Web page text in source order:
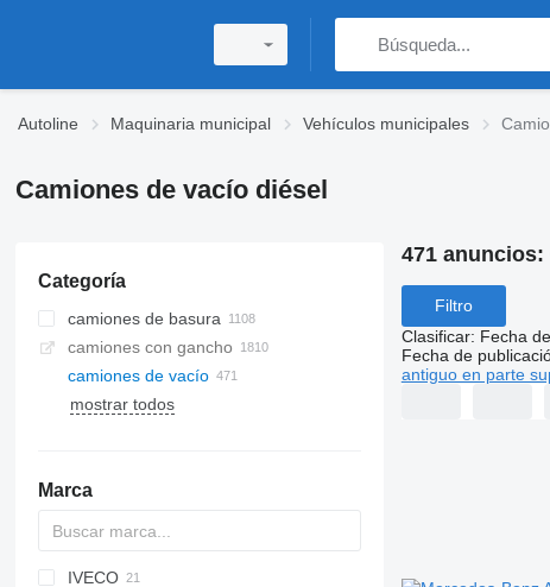
Autoline Maquinaria municipal Vehículos municipales
Camiones de vacío diésel
Categoría
camiones de basura
camiones con gancho
camiones de vacío
mostrar todos
Marca
AS
Cargo
Auman
X series
Ranger
HMF
EX-series
L-series
IVECO
471 anuncios:
Filtro
Clasificar: Fecha
Fecha de
antiguo en parte